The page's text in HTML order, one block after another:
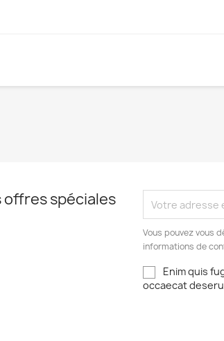
offres spéciales
Vous pouvez vous
informations de
Enim quis
occaecat
Créer une liste d'envies